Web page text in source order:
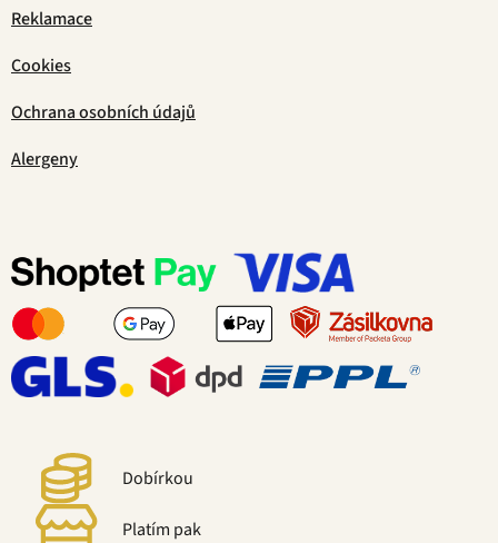
Reklamace
Cookies
Ochrana osobních údajů
Alergeny
Dobírkou
Platím pak